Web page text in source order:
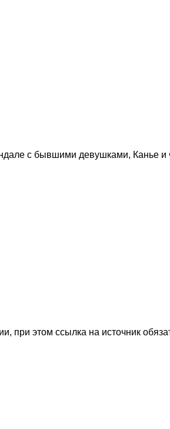
с бывшими девушками, Канье
при этом ссылка на источник